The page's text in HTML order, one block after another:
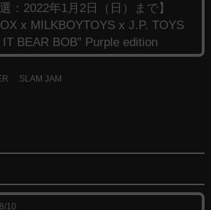
選：2022年1月2日（日）まで】
x MILKBOYTOYS x J.P. TOYS
IT BEAR BOB” Purple edition
SLAM JAM
10